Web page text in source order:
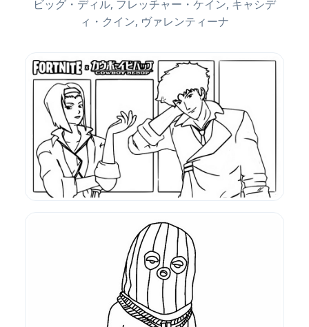
ビッグ・ディル, フレッチャー・ケイン, キャシデ
ィ・クイン, ヴァレンティーナ